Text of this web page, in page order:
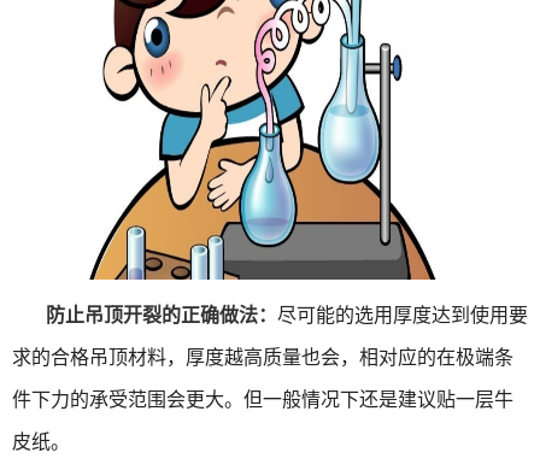
防止吊顶开裂的正确做法： 尽可能的选用厚度达到使用要
求的合格吊顶材料，厚度越高质量也会，相对应的在极端条
件下力的承受范围会更大。但一般情况下还是建议贴一层牛
皮纸。